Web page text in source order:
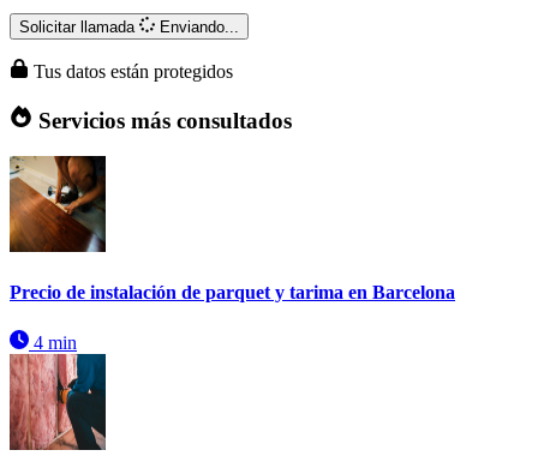
Solicitar llamada Enviando...
Tus datos están protegidos
Servicios más consultados
Precio de instalación de parquet y tarima en Barcelona
4 min